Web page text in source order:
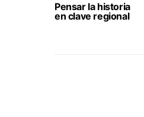
Pensar la historia
en clave regional